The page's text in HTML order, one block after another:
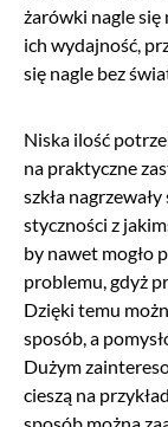
żarówki nagle się
ich wydajność,
się nagle bez
Niska ilość
na praktyczne
szkła
styczności z
by nawet mogło
problemu, gdyż
Dzięki temu
sposób, a
Dużym
cieszą na przykład